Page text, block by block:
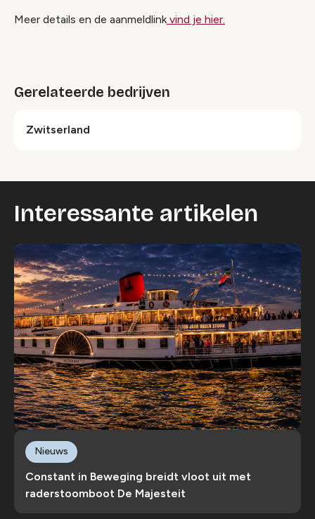
Meer details en de aanmeldlinkvind je hier.
Gerelateerde bedrijven
Zwitserland
Interessante artikelen
Constant in Beweging breidt vloot uit met
raderstoomboot De Majesteit
Nieuws